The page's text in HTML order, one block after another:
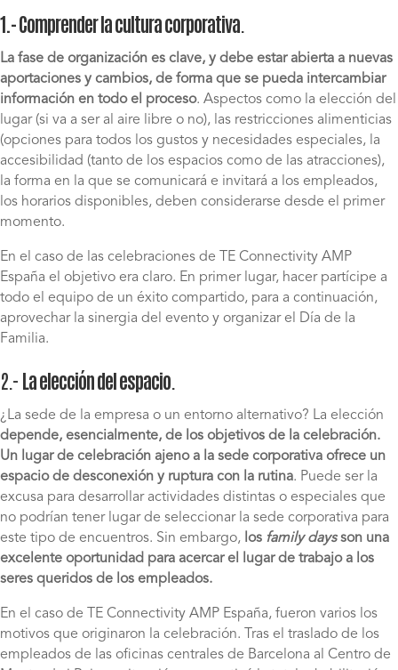
1.- Comprender la cultura corporativa
La fase de organización es clave, y debe estar abierta a nuevas
aportaciones y cambios, de forma que se pueda intercambiar
información en todo el proceso. Aspectos como la elección del
lugar (si va a ser al aire libre o no), las restricciones alimenticias
(opciones para todos los gustos y necesidades especiales, la
accesibilidad (tanto de los espacios como de las atracciones),
la forma en la que se comunicará e invitará a los empleados,
los horarios disponibles, deben considerarse desde el primer
momento.
En el caso de las celebraciones de TE Connectivity AMP
España el objetivo era claro. En primer lugar, hacer partícipe a
todo el equipo de un éxito compartido, para a continuación,
aprovechar la sinergia del evento y organizar el Día de la
Familia.
2.- La elección del espacio
¿La sede de la empresa o un entorno alternativo? La elección
depende, esencialmente, de los objetivos de la celebración.
Un lugar de celebración ajeno a la sede corporativa ofrece un
espacio de desconexión y ruptura con la rutina. Puede ser la
excusa para desarrollar actividades distintas o especiales que
no podrían tener lugar de seleccionar la sede corporativa para
este tipo de encuentros. Sin embargo, los family daysson una
excelente oportunidad para acercar el lugar de trabajo a los
seres queridos de los empleados.
En el caso de TE Connectivity AMP España, fueron varios los
motivos que originaron la celebración. Tras el traslado de los
empleados de las oficinas centrales de Barcelona al Centro de